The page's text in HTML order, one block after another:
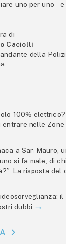
uno per uno –
di
Caciolli
della
100%
entrare nelle
a San Mauro,
si fa male, di
La risposta del
dubbi